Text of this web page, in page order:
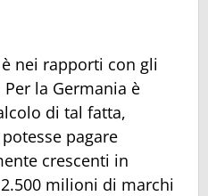
nei rapporti con gli
la Germania è
di tal fatta,
pagare
crescenti in
milioni di marchi